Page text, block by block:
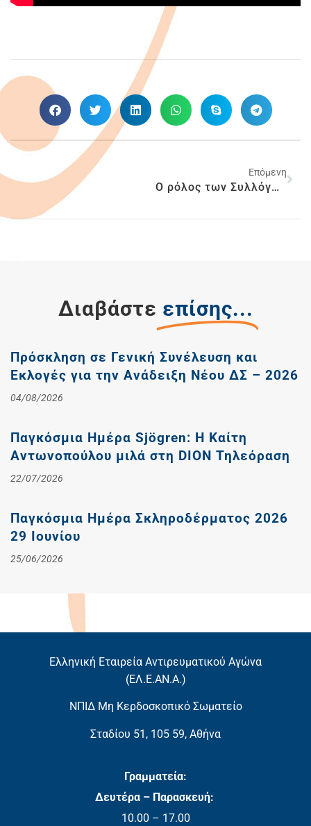
Επόμενη
Ο ρόλος των Συλλόγων Ασθενών
Διαβάστε επίσης...
Πρόσκληση σε Γενική Συνέλευση και
Εκλογές για την Ανάδειξη Νέου ΔΣ – 2026
04/08/2026
Παγκόσμια Ημέρα Sjögren: Η Καίτη
Αντωνοπούλου μιλά στη DION Τηλεόραση
22/07/2026
Παγκόσμια Ημέρα Σκληροδέρματος 2026
29 Ιουνίου
25/06/2026
Ελληνική Εταιρεία Αντιρευματικού Αγώνα
(EΛ.Ε.ΑΝ.Α.)
ΝΠΙΔ Μη Κερδοσκοπικό Σωματείο
Σταδίου 51, 105 59, Αθήνα
Γραμματεία:
Δευτέρα – Παρασκευή:
10.00 – 17.00